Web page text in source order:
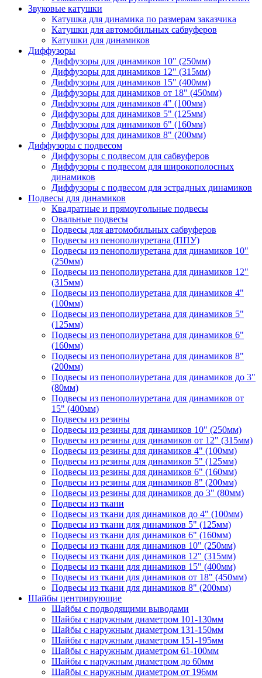
Звуковые катушки
Катушка для динамика по размерам заказчика
Катушки для автомобильных сабвуферов
Катушки для динамиков
Диффузоры
Диффузоры для динамиков 10" (250мм)
Диффузоры для динамиков 12" (315мм)
Диффузоры для динамиков 15" (400мм)
Диффузоры для динамиков от 18" (450мм)
Диффузоры для динамиков 4" (100мм)
Диффузоры для динамиков 5" (125мм)
Диффузоры для динамиков 6" (160мм)
Диффузоры для динамиков 8" (200мм)
Диффузоры с подвесом
Диффузоры с подвесом для сабвуферов
Диффузоры с подвесом для широкополосных
динамиков
Диффузоры с подвесом для эстрадных динамиков
Подвесы для динамиков
Квадратные и прямоугольные подвесы
Овальные подвесы
Подвесы для автомобильных сабвуферов
Подвесы из пенополиуретана (ППУ)
Подвесы из пенополиуретана для динамиков 10"
(250мм)
Подвесы из пенополиуретана для динамиков 12"
(315мм)
Подвесы из пенополиуретана для динамиков 4"
(100мм)
Подвесы из пенополиуретана для динамиков 5"
(125мм)
Подвесы из пенополиуретана для динамиков 6"
(160мм)
Подвесы из пенополиуретана для динамиков 8"
(200мм)
Подвесы из пенополиуретана для динамиков до 3"
(80мм)
Подвесы из пенополиуретана для динамиков от
15" (400мм)
Подвесы из резины
Подвесы из резины для динамиков 10" (250мм)
Подвесы из резины для динамиков от 12" (315мм)
Подвесы из резины для динамиков 4" (100мм)
Подвесы из резины для динамиков 5" (125мм)
Подвесы из резины для динамиков 6" (160мм)
Подвесы из резины для динамиков 8" (200мм)
Подвесы из резины для динамиков до 3" (80мм)
Подвесы из ткани
Подвесы из ткани для динамиков до 4" (100мм)
Подвесы из ткани для динамиков 5" (125мм)
Подвесы из ткани для динамиков 6" (160мм)
Подвесы из ткани для динамиков 10" (250мм)
Подвесы из ткани для динамиков 12" (315мм)
Подвесы из ткани для динамиков 15" (400мм)
Подвесы из ткани для динамиков от 18" (450мм)
Подвесы из ткани для динамиков 8" (200мм)
Шайбы центрирующие
Шайбы с подводящими выводами
Шайбы с наружным диаметром 101-130мм
Шайбы с наружным диаметром 131-150мм
Шайбы с наружным диаметром 151-195мм
Шайбы с наружным диаметром 61-100мм
Шайбы с наружным диаметром до 60мм
Шайбы с наружным диаметром от 196мм